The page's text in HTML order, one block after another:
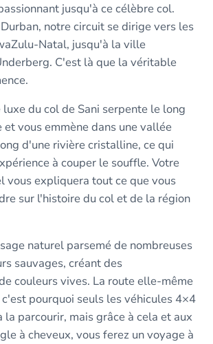
jusqu'à ce célèbre col.
notre circuit se dirige vers les
Natal, jusqu'à la ville
C'est là que la véritable
du col de Sani serpente le long
vous emmène dans une vallée
d'une rivière cristalline, ce qui
à couper le souffle. Votre
vous expliquera tout ce que vous
sur l'histoire du col et de la région
naturel parsemé de nombreuses
sauvages, créant des
couleurs vives. La route elle-même
pourquoi seuls les véhicules 4×4
la parcourir, mais grâce à cela et aux
à cheveux, vous ferez un voyage à